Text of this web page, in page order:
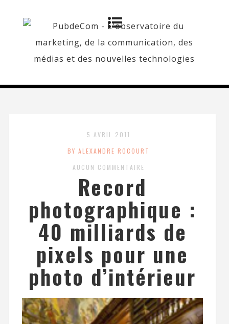
5 AVRIL 2011
BY ALEXANDRE ROCOURT
AUCUN COMMENTAIRE
Record
photographique :
40 milliards de
pixels pour une
photo d’intérieur